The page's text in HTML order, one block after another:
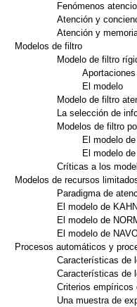
Fenómenos
Atención y
Atención y
Modelos de filtro
Modelo de filtro
El modelo
Modelo de filtro
La selección de
Modelos de filtro
El modelo
El modelo
Críticas a los
Modelos de recursos
Paradigma de
El modelo de
El modelo de
El modelo de
Procesos automáticos y
Características de
Características de
Criterios empíricos
Una muestra de